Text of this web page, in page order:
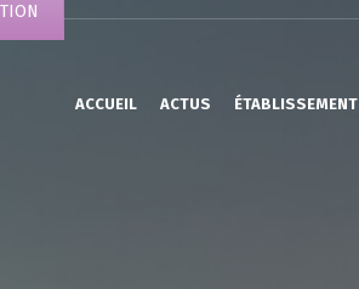
ACCUEIL ACTUS ÉTABLISSEMENT